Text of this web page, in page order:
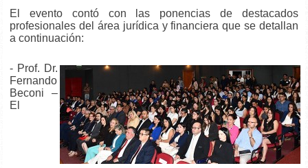
El evento contó con las ponencias de destacados
profesionales del área jurídica y financiera que se detallan
a continuación:
- Prof. Dr.
Fernando
Beconi –
El